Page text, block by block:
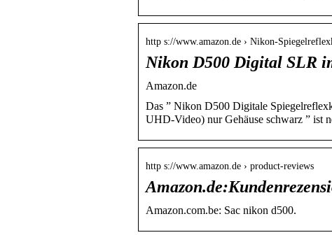
http s://www.amazon.de › Nikon-
Nikon D500 Digital SLR
Amazon.de
Das ” Nikon D500 Digitale
UHD-Video) nur Gehäuse schwarz ” ist
http s://www.amazon.de › product-reviews
Amazon.com.be: Sac nikon d500.